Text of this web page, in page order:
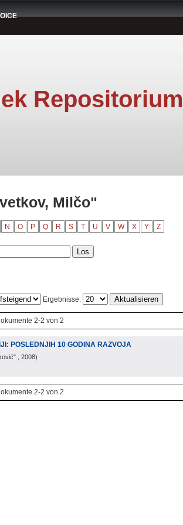
Repositorium
Milčo"
N O P Q R S T U V W X Y Z
Ergebnisse:
2-2 von 2
POSLEDNJIH 10 GODINA RAZVOJA
, 2008)
2-2 von 2